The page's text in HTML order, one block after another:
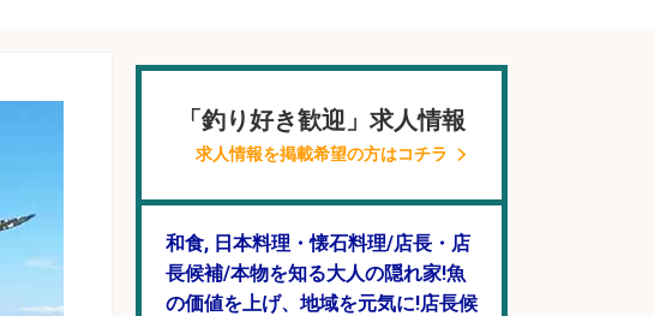
「釣り好き歓迎」求人情報
求人情報を掲載希望の方はコチラ
和食, 日本料理・懐石料理/店長・店
長候補/本物を知る大人の隠れ家!魚
の価値を上げ、地域を元気に!店長候